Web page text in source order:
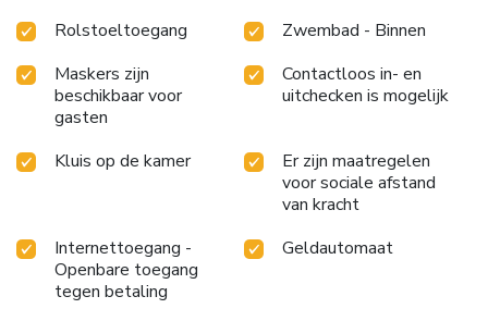
Rolstoeltoegang
Zwembad - Binnen
Maskers zijn
beschikbaar voor
gasten
Contactloos in- en
uitchecken is mogelijk
Kluis op de kamer
Er zijn maatregelen
voor sociale afstand
van kracht
Internettoegang -
Openbare toegang
tegen betaling
Geldautomaat